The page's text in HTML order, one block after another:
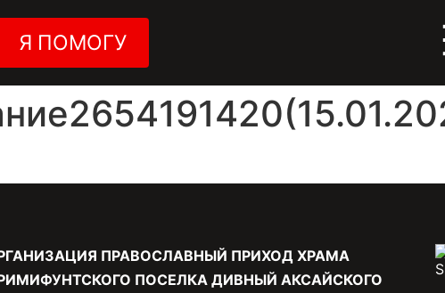
Я ПОМОГУ
ПРАВОСЛАВНЫЙ ПРИХОД ХРАМА
ПОСЕЛКА ДИВНЫЙ АКСАЙСКОГО